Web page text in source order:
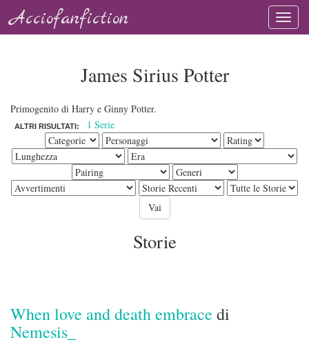
Acciofanfiction
James Sirius Potter
Primogenito di Harry e Ginny Potter.
ALTRI RISULTATI: 1 Serie
Storie
When love and death embrace di
Nemesis_